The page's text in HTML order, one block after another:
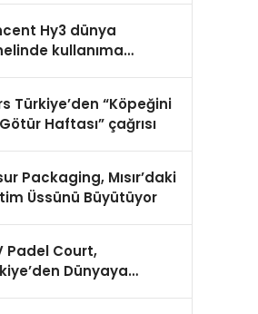
Hy3 dünya
kullanıma
Türkiye’den “Köpeğini
Haftası” çağrısı
Packaging, Mısır’daki
Üssünü Büyütüyor
Padel Court,
Dünyaya